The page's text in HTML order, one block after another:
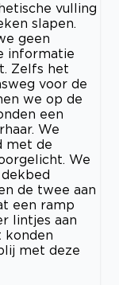
vulling
slapen.
geen
informatie
Zelfs het
voor de
we op de
een
We
met de
We
de twee aan
een ramp
lintjes aan
konden
met deze